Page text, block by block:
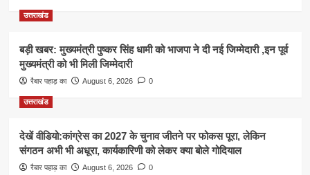
उत्तराखंड
बड़ी खबर: मुख्यमंत्री पुष्कर सिंह धामी को भाजपा ने दी नई जिम्मेदारी ,इन पूर्व
मुख्यमंत्री को भी मिली जिम्मेदारी
रैबार पहाड़ का August 6, 2026 0
उत्तराखंड
देखें वीडियो:कांग्रेस का 2027 के चुनाव जीतने पर फोकस पूरा, लेकिन
संगठन अभी भी अधूरा, कार्यकारिणी को लेकर क्या बोले गोदियाल
रैबार पहाड़ का August 6, 2026 0